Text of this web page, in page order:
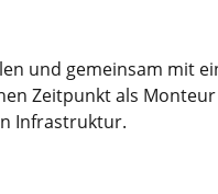
und gemeinsam mit
Zeitpunkt als
Infra­struktur.